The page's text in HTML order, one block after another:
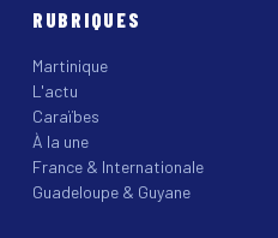
RUBRIQUES
Martinique
L'actu
Caraïbes
À la une
France & Internationale
Guadeloupe & Guyane